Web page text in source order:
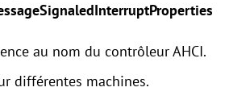
au nom du contrôleur AHCI.
différentes machines.